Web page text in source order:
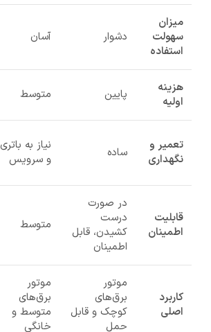
میزان
سهولت
استفاده
دشوار آسان
هزینه
اولیه
پایین متوسط
تعمیر و
نگهداری
ساده
نیاز به باتری
و سرویس
قابلیت
اطمینان
در صورت
درست
کشیدن، قابل
اطمینان
متوسط
کاربرد
اصلی
موتور
برق‌های
کوچک و قابل
حمل
موتور
برق‌های
متوسط و
خانگی